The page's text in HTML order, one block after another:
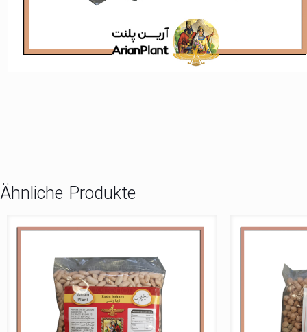
Ähnliche Produkte